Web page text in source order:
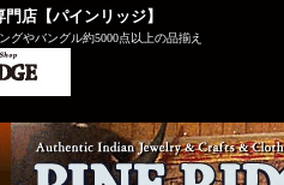
店【パインリッジ】
グやバングル約5000点以上の品揃え